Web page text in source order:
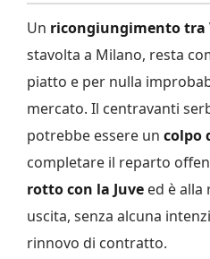
Un ricongiungimento tra
stavolta a Milano, resta
piatto e per nulla
mercato. Il centravanti
potrebbe essere un colpo
completare il reparto
rotto con la Juve ed è alla
uscita, senza alcuna
rinnovo di contratto.